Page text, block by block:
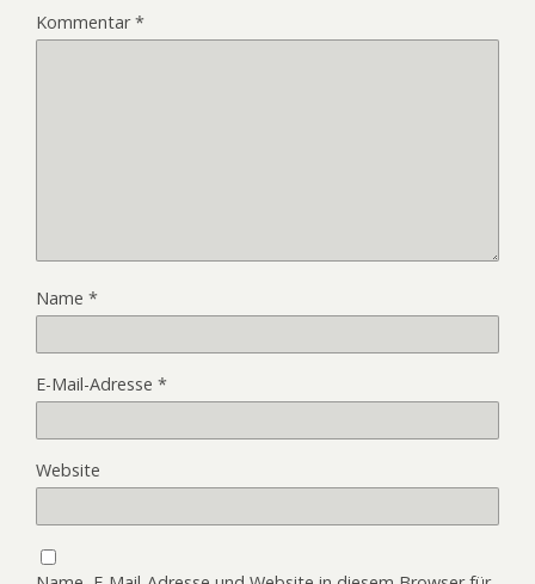
Kommentar*
Name *
E-Mail-Adresse *
Website